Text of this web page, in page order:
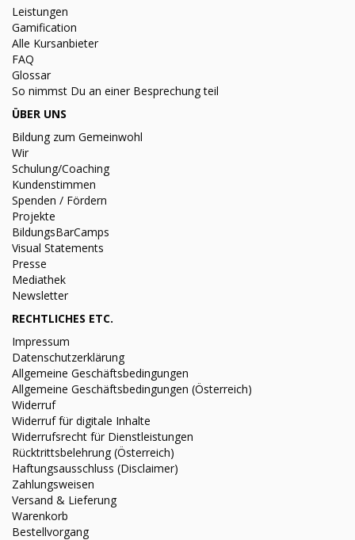
Leistungen
Gamification
Alle Kursanbieter
FAQ
Glossar
So nimmst Du an einer Besprechung teil
ÜBER UNS
Bildung zum Gemeinwohl
Wir
Schulung/Coaching
Kundenstimmen
Spenden / Fördern
Projekte
BildungsBarCamps
Visual Statements
Presse
Mediathek
Newsletter
RECHTLICHES ETC.
Impressum
Datenschutzerklärung
Allgemeine Geschäftsbedingungen
Allgemeine Geschäftsbedingungen (Österreich)
Widerruf
Widerruf für digitale Inhalte
Widerrufsrecht für Dienstleistungen
Rücktrittsbelehrung (Österreich)
Haftungsausschluss (Disclaimer)
Zahlungsweisen
Versand & Lieferung
Warenkorb
Bestellvorgang